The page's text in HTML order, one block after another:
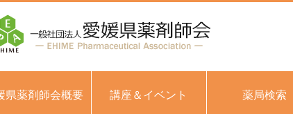
県薬剤師会概要 講座＆イベント 薬局検索